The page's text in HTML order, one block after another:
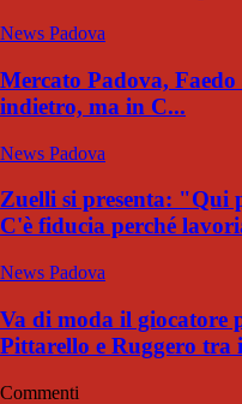
News Padova
Mercato Padova,
indietro, ma in C...
News Padova
Zuelli si presenta: "Qui
C'è fiducia perché
News Padova
Va di moda il giocatore
Pittarello e Ruggero tra
Commenti